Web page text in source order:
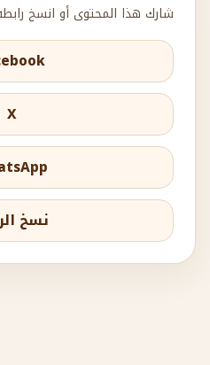
شارك هذا المحتوى أو انسخ
X
نسخ